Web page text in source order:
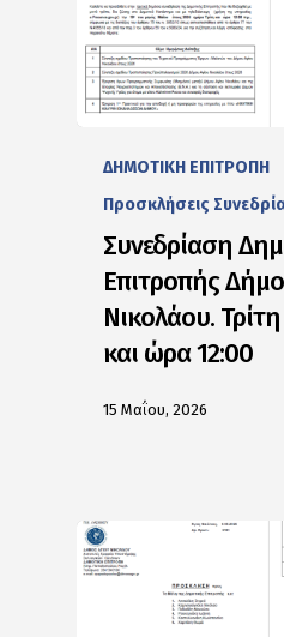
ΔΗΜΟΤΙΚΗ ΕΠΙΤΡΟΠΗ
Προσκλήσεις
Συνεδρίαση
Επιτροπής
Νικολάου.
και ώρα 12:00
15 Μαΐου, 2026